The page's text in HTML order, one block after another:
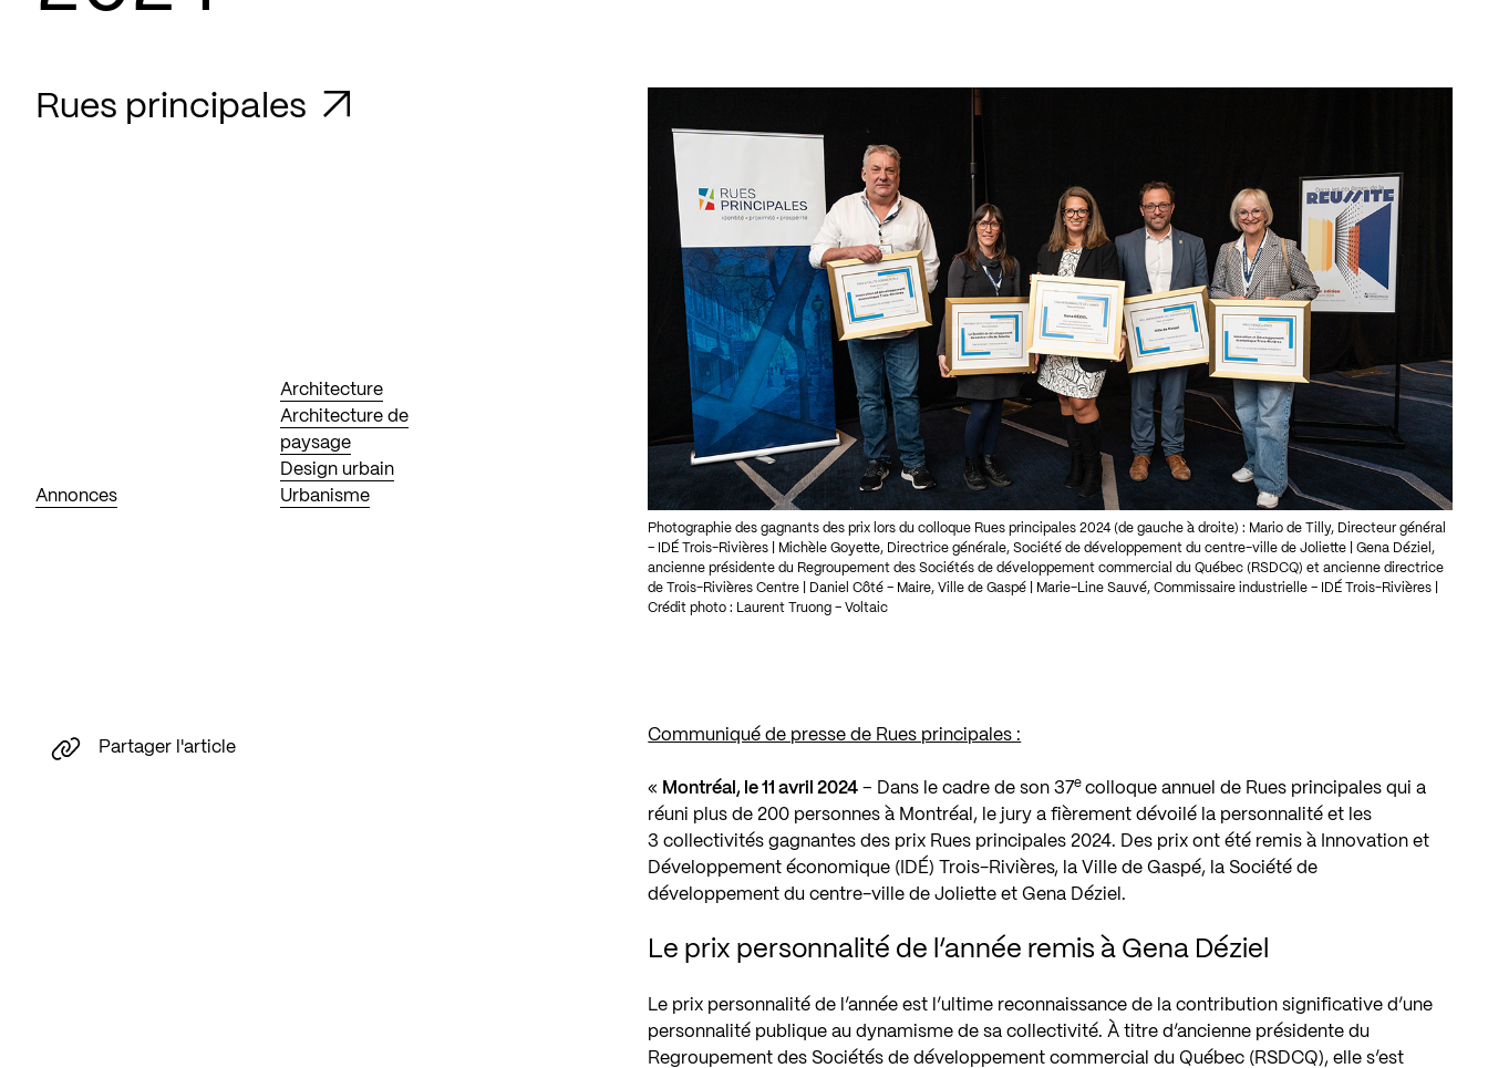
Rues principales
Annonces
Architecture
Architecture de
paysage
Design urbain
Urbanisme
Photographie des gagnants des prix lors du colloque Rues principales 2024 (de gauche à droite) : Mario de Tilly, Directeur général
– IDÉ Trois-Rivières | Michèle Goyette, Directrice générale, Société de développement du centre-ville de Joliette | Gena Déziel,
ancienne présidente du Regroupement des Sociétés de développement commercial du Québec (RSDCQ) et ancienne directrice
de Trois-Rivières Centre | Daniel Côté – Maire, Ville de Gaspé | Marie-Line Sauvé, Commissaire industrielle – IDÉ Trois-Rivières |
Crédit photo : Laurent Truong – Voltaic
Communiqué de presse de Rues principales :
« Montréal, le 11 avril 2024 – Dans le cadre de son 37e colloque annuel de Rues principales qui a
réuni plus de 200 personnes à Montréal, le jury a fièrement dévoilé la personnalité et les
3 collectivités gagnantes des prix Rues principales 2024. Des prix ont été remis à Innovation et
Développement économique (IDÉ) Trois-Rivières, la Ville de Gaspé, la Société de
développement du centre-ville de Joliette et Gena Déziel.
Le prix personnalité de l’année remis à Gena Déziel
Le prix personnalité de l’année est l’ultime reconnaissance de la contribution significative d’une
personnalité publique au dynamisme de sa collectivité. À titre d’ancienne présidente du
Regroupement des Sociétés de développement commercial du Québec (RSDCQ), elle s’est
Partager l'article